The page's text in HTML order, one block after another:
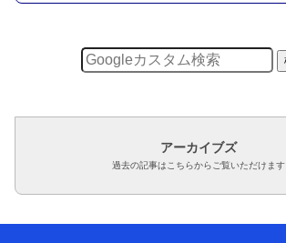
アーカイブズ
過去の記事はこちらからご覧いただけます